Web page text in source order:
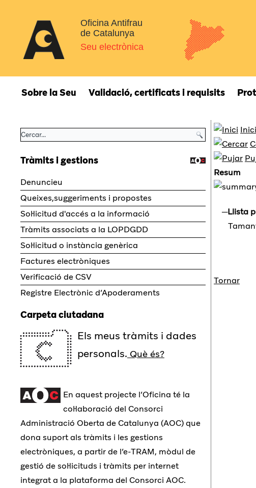
Oficina Antifrau
de Catalunya
Seu electrònica
Sobre la Seu Validació, certificats i requisits
Tràmits i gestions
Denuncieu
Queixes,suggeriments i propostes
Sol·licitud d'accés a la informació
Tràmits associats a la LOPDGDD
Sol·licitud o instància genèrica
Factures electròniques
Verificació de CSV
Registre Electrònic d’Apoderaments
Carpeta ciutadana
Els meus tràmits i dades
personals. Què és?
En aquest projecte l’Oficina té la
col·laboració del Consorci
Administració Oberta de Catalunya (AOC) que
dona suport als tràmits i les gestions
electròniques, a partir de l’e-TRAM, mòdul de
gestió de sol·licituds i tràmits per internet
integrat a la plataforma del Consorci AOC.
Inici
Resum
Llista
Tornar